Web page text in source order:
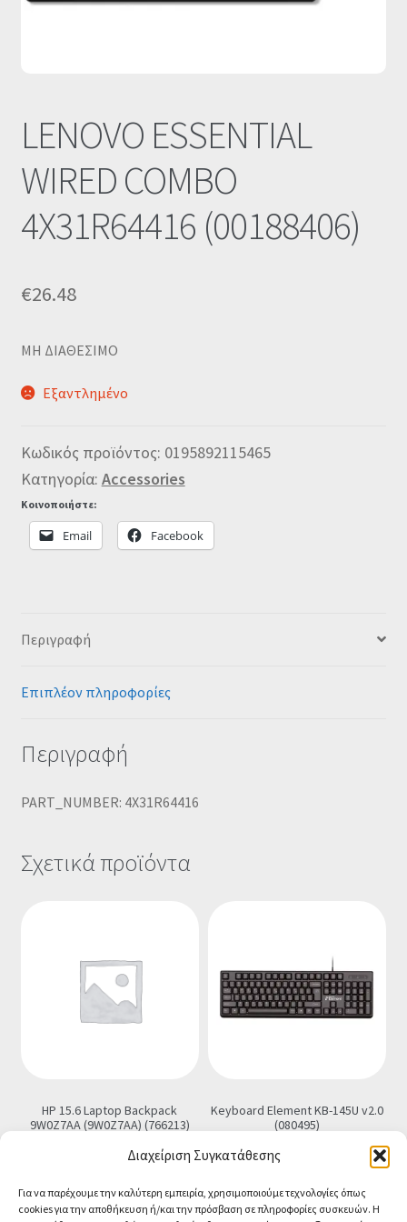
Διαχείριση Συγκατάθεσης
Για να παρέχουμε την καλύτερη εμπειρία, χρησιμοποιούμε τεχνολογίες όπως
cookies για την αποθήκευση ή/και την πρόσβαση σε πληροφορίες συσκευών. Η
Ολοκλήρωση παραγγελίας
Σύνδεση
LENOVO ESSENTIAL
WIRED COMBO
4X31R64416 (00188406)
€26.48
ΜΗ ΔΙΑΘΕΣΙΜΟ
Εξαντλημένο
Κωδικός προϊόντος: 0195892115465
Κατηγορία: Accessories
Κοινοποιήστε:
Email Facebook
Περιγραφή
Επιπλέον πληροφορίες
Περιγραφή
PART_NUMBER: 4X31R64416
Σχετικά προϊόντα
HP 15.6 Laptop Backpack
9W0Z7AA (9W0Z7AA) (766213)
21.00
Προσθήκη στο καλάθι
Keyboard Element KB-145U v2.0
(080495)
Προσθήκη στο καλάθι